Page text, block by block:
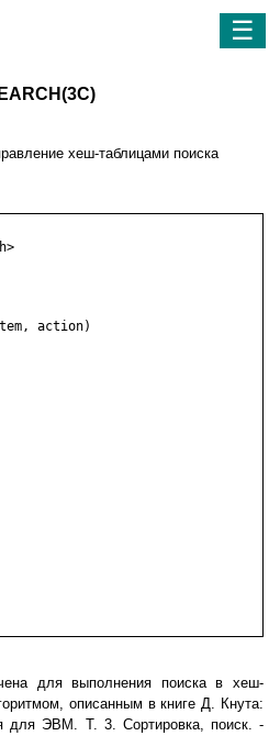
☰
хеш-таблицами поиска
для выполнения поиска в хеш-
описанным в книге Д. Кнута:
для ЭВМ. Т. 3. Сортировка, поиск. -